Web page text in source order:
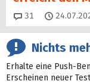
31 Kommentare
Nichts
Erhalte eine Push-
Erscheinen neuer